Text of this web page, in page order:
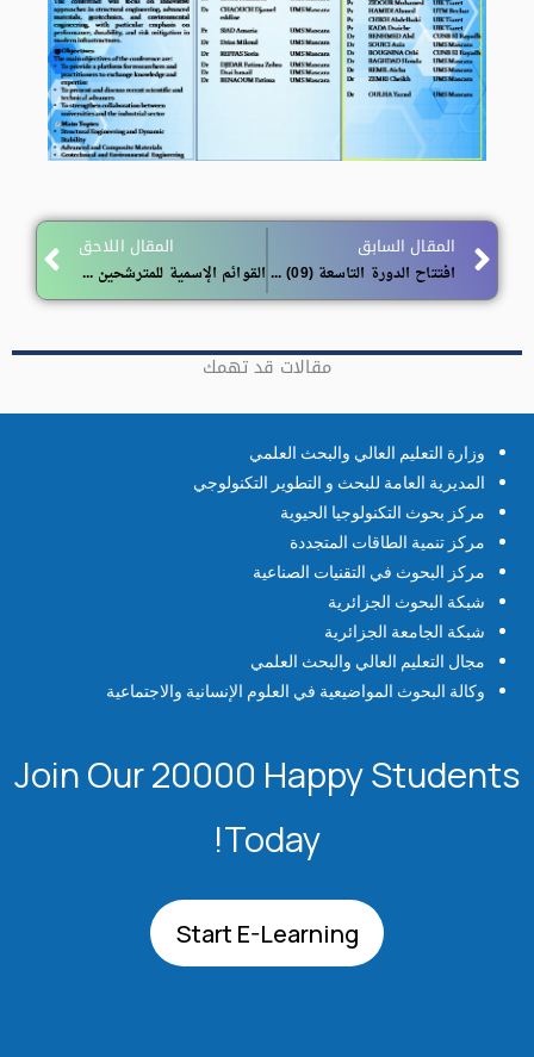
Prev
المقال السابق
افتتاح الدورة التاسعة (09) للترشح من أجل الحصول على التأهيل الجامعي
المقال اللاحق
القوائم الإسمية للمترشحين المقبولين للمشاركة في الإختبار المهني
مقالات قد تهمك
وزارة التعليم العالي والبحث العلمي
المديرية العامة للبحث و التطوير التكنولوجي
مركز بحوث التكنولوجيا الحيوية
مركز تنمية الطاقات المتجددة
مركز البحوث في التقنيات الصناعية
شبكة البحوث الجزائرية
شبكة الجامعة الجزائرية
مجال التعليم العالي والبحث العلمي
وكالة البحوث المواضيعية في العلوم الإنسانية والاجتماعية
Join Our 20000 Happy Students​
Today!
Start E-Learning